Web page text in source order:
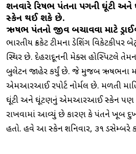
શનિવારે રિષભ પંતના પગની
સ્કેન થઈ શકે છે.
ઋષભ પંતનો જીવ બચાવવા માટે
ભારતીય ક્રિકેટ ટીમના ડેશિંગ
સ્થિર છે. દેહરાદૂનની મેક્સ હોસ્પિટલે
બુલેટિન જાહેર કર્યું છે. જે મુજબ ઋષભના
એમઆરઆઈ રિપોર્ટ નોર્મલ છે. મળતી
ઘૂંટી અને ઘૂંટણનું એમઆરઆઈ સ્કેન પણ
રાખવામાં આવ્યું છે કારણ કે પંતને ખૂબ
હતો. હવે આ સ્કેન શનિવાર, ૩૧ ડિસેમ્બરે